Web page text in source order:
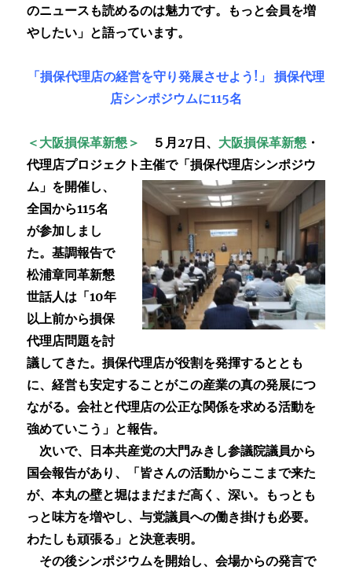
のニュースも読めるのは魅力です。もっと会員を増
やしたい」と語っています。
「損保代理店の経営を守り発展させよう!」 損保代理
店シンポジウムに115名
＜ 大阪損保革新懇＞ ５月27日、 大阪損保革新懇 ・
代理店プロジェクト主催で「損保代理店シンポジウ
ム」を開催し、
全国から115名
が参加しまし
た。基調報告で
松浦章同革新懇
世話人は「10年
以上前から損保
代理店問題を討
議してきた。損保代理店が役割を発揮するととも
に、経営も安定することがこの産業の真の発展につ
ながる。会社と代理店の公正な関係を求める活動を
強めていこう」と報告。
次いで、日本共産党の大門みきし参議院議員から
国会報告があり、「皆さんの活動からここまで来た
が、本丸の壁と堀はまだまだ高く、深い。もっとも
っと味方を増やし、与党議員への働き掛けも必要。
わたしも頑張る」と決意表明。
その後シンポジウムを開始し、会場からの発言で